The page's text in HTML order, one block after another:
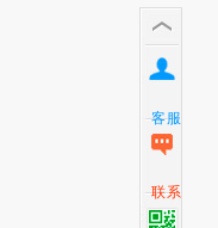
客服
联系